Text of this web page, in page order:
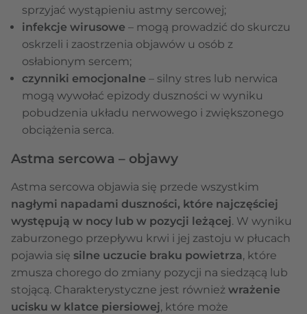
sprzyjać wystąpieniu astmy sercowej;
infekcje wirusowe – mogą prowadzić do skurczu
oskrzeli i zaostrzenia objawów u osób z
osłabionym sercem;
czynniki emocjonalne – silny stres lub nerwica
mogą wywołać epizody duszności w wyniku
pobudzenia układu nerwowego i zwiększonego
obciążenia serca.
Astma sercowa – objawy
Astma sercowa objawia się przede wszystkim
nagłymi napadami duszności, które najczęściej
występują w nocy lub w pozycji leżącej. W wyniku
zaburzonego przepływu krwi i jej zastoju w płucach
pojawia się silne uczucie braku powietrza, które
zmusza chorego do zmiany pozycji na siedzącą lub
stojącą. Charakterystyczne jest również wrażenie
ucisku w klatce piersiowej, które może